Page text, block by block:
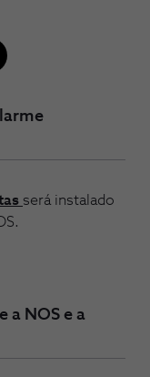
será instalado
a NOS e a